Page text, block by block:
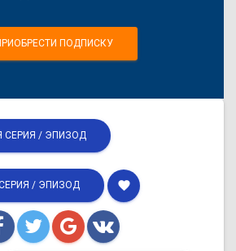
ПОДПИСКУ
СЕРИЯ / ЭПИЗОД
/ ЭПИЗОД favorite